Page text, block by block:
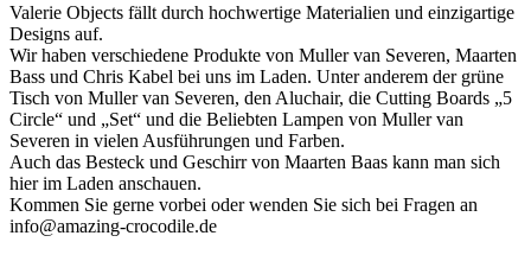
Valerie Objects fällt durch hochwertige Materialien und einzigartige
Designs auf.
Wir haben verschiedene Produkte von Muller van Severen, Maarten
Bass und Chris Kabel bei uns im Laden. Unter anderem der grüne
Tisch von Muller van Severen, den Aluchair, die Cutting Boards „5
Circle“ und „Set“ und die Beliebten Lampen von Muller van
Severen in vielen Ausführungen und Farben.
Auch das Besteck und Geschirr von Maarten Baas kann man sich
hier im Laden anschauen.
Kommen Sie gerne vorbei oder wenden Sie sich bei Fragen an
info@amazing-crocodile.de